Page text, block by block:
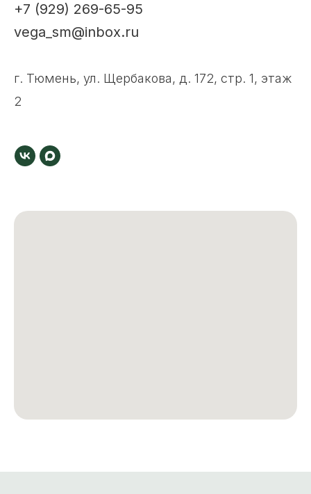
+7 (929) 269-65-95
vega_sm@inbox.ru
г. Тюмень, ул. Щербакова, д. 172, стр. 1, этаж
2